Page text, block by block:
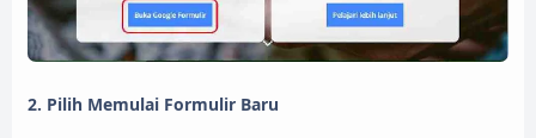
2. Pilih Memulai Formulir Baru